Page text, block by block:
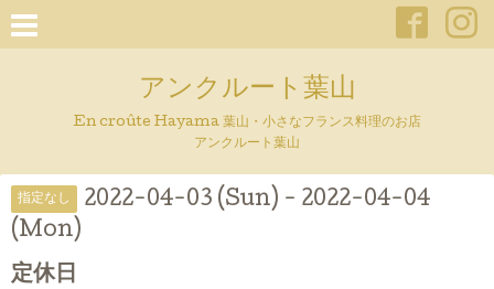
アンクルート葉山
En croûte Hayama 葉山・小さなフランス料理のお店
アンクルート葉山
指定なし
2022-04-03 (Sun) - 2022-04-04
(Mon)
定休日